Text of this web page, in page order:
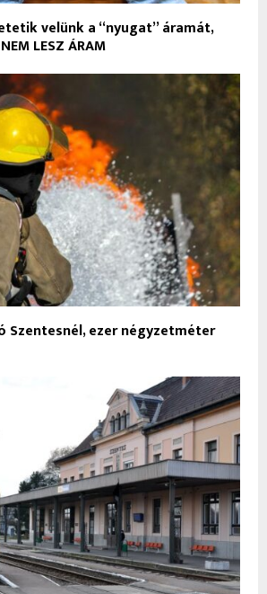
velünk a “nyugat” áramát,
LESZ ÁRAM
Szentesnél, ezer négyzetméter